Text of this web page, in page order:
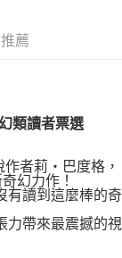
薦
類讀者票選
者莉・巴度格，
幻力作！
讀到這麼棒的奇
帶來最震撼的視